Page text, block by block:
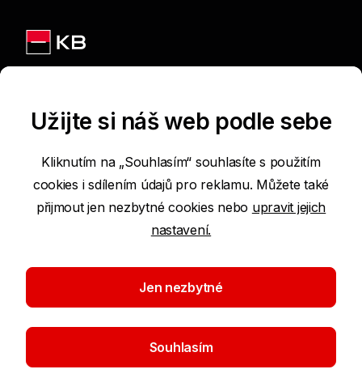
Podmínky používání internetových stránek
Prohlášení o přístupnosti
Ochrana osobních údajů
©2026 Komerční banka
Užijte si náš web podle sebe
Kliknutím na „Souhlasím“ souhlasíte s použitím
cookies i sdílením údajů pro reklamu. Můžete také
přijmout jen nezbytné cookies nebo upravit jejich
nastavení.
Jen nezbytné
Souhlasím